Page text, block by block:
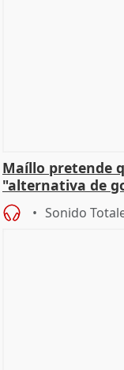
Maíllo pretende
"alternativa de
oposición
Sonido